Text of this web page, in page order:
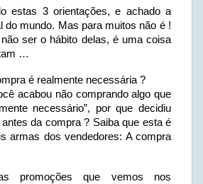
estas 3 orientações, e achado a
do mundo. Mas para muitos não é !
ser o hábito delas, é uma coisa
…
é realmente necessária ?
acabou não comprando algo que
necessário”, por que decidiu
da compra ? Saiba que esta é
armas dos vendedores: A compra
promoções que vemos nos